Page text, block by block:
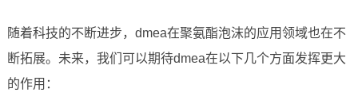
随着科技的不断进步，dmea在聚氨酯泡沫的应用领域也在不
断拓展。未来，我们可以期待dmea在以下几个方面发挥更大
的作用：